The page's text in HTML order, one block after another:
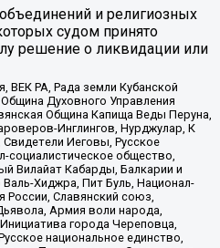
и религиозных
судом принято
решение о ликвидации или
ВЕК РА, Рада земли Кубанской
Духовного Управления
Община Капища Веды Перуна,
Инглингов, Нурджулар, К
Иеговы, Русское
социалистическое общество,
Вилайат Кабарды, Балкарии и
Хиджра, Пит Буль, Национал-
России, Славянский союз,
Армия воли народа,
города Череповца,
национальное единство,